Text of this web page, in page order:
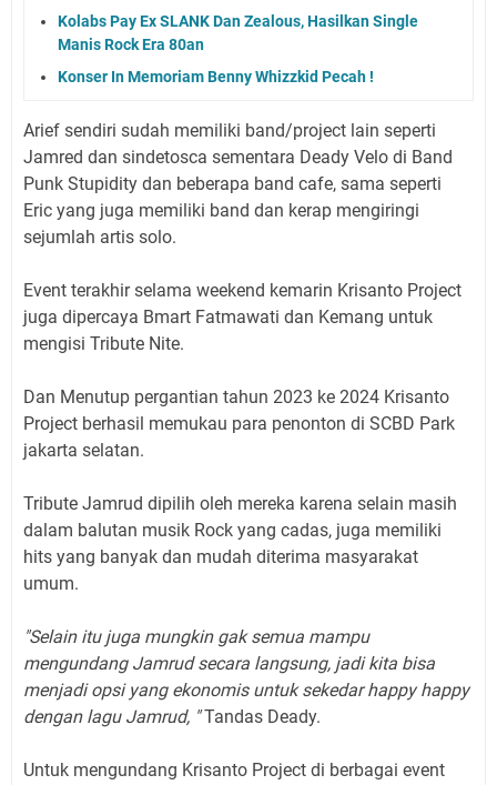
Kolabs Pay Ex SLANK Dan Zealous, Hasilkan Single
Manis Rock Era 80an
Konser In Memoriam Benny Whizzkid Pecah !
Arief sendiri sudah memiliki band/project lain seperti
Jamred dan sindetosca sementara Deady Velo di Band
Punk Stupidity dan beberapa band cafe, sama seperti
Eric yang juga memiliki band dan kerap mengiringi
sejumlah artis solo.
Event terakhir selama weekend kemarin Krisanto Project
juga dipercaya Bmart Fatmawati dan Kemang untuk
mengisi Tribute Nite.
Dan Menutup pergantian tahun 2023 ke 2024 Krisanto
Project berhasil memukau para penonton di SCBD Park
jakarta selatan.
Tribute Jamrud dipilih oleh mereka karena selain masih
dalam balutan musik Rock yang cadas, juga memiliki
hits yang banyak dan mudah diterima masyarakat
umum.
"Selain itu juga mungkin gak semua mampu
mengundang Jamrud secara langsung, jadi kita bisa
menjadi opsi yang ekonomis untuk sekedar happy happy
dengan lagu Jamrud, "Tandas Deady.
Untuk mengundang Krisanto Project di berbagai event